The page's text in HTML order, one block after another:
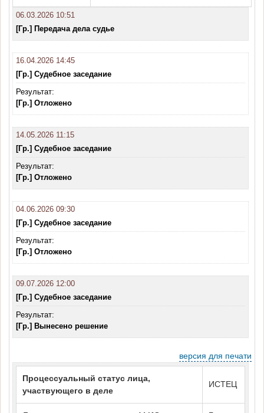
06.03.2026 10:51
[Гр.] Передача дела судье
16.04.2026 14:45
[Гр.] Судебное заседание
Результат:
[Гр.] Отложено
14.05.2026 11:15
[Гр.] Судебное заседание
Результат:
[Гр.] Отложено
04.06.2026 09:30
[Гр.] Судебное заседание
Результат:
[Гр.] Отложено
09.07.2026 12:00
[Гр.] Судебное заседание
Результат:
[Гр.] Вынесено решение
версия для печати
Процессуальный статус лица,
участвующего в деле
ИСТЕЦ